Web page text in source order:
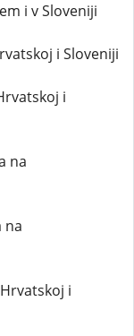
i v Sloveniji
i Sloveniji
i
na
na
i